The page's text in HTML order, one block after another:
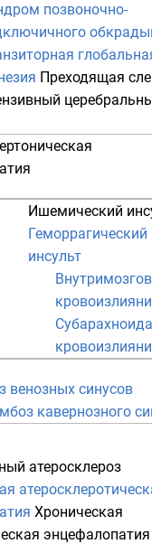
позвоночно-
глобальная
Преходящая
Ишемический
Геморрагический
инсульт
кровоизлияние
кровоизлияние
венозных синусов
кавернозного
атеросклероз
Хроническая
энцефалопатия